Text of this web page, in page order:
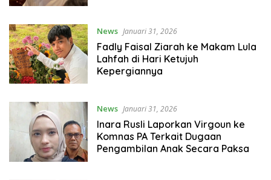
News Januari 31, 2026
Fadly Faisal Ziarah ke Makam Lula
Lahfah di Hari Ketujuh
Kepergiannya
News Januari 31, 2026
Inara Rusli Laporkan Virgoun ke
Komnas PA Terkait Dugaan
Pengambilan Anak Secara Paksa